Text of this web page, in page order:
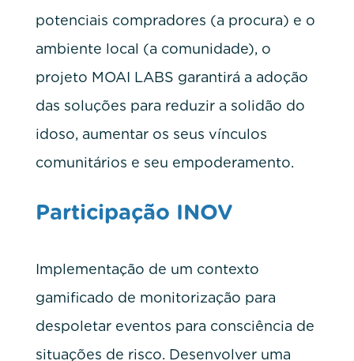
potenciais compradores (a procura) e o
ambiente local (a comunidade), o
projeto MOAI LABS garantirá a adoção
das soluções para reduzir a solidão do
idoso, aumentar os seus vínculos
comunitários e seu empoderamento.
Participação INOV
Implementação de um contexto
gamificado de monitorização para
despoletar eventos para consciência de
situações de risco. Desenvolver uma